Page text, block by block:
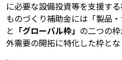
に必要な設備投資等を支援する
ものづくり補助金には「製品
と 「グローバル枠」 の二つの
外需要の開拓に特化した枠とな